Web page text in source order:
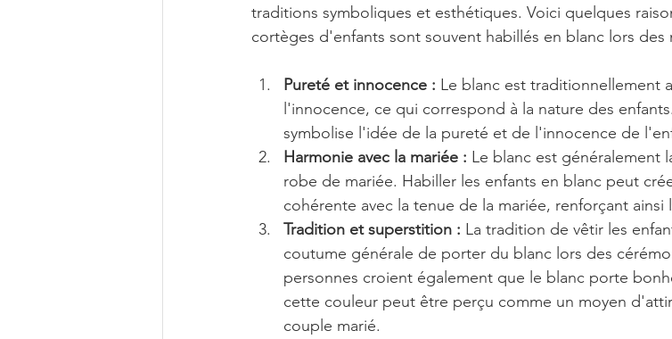
traditions symboliques et esthétiques. Voici quelques
cortèges d'enfants sont souvent habillés en blanc lors des
Pureté et innocence : Le blanc est traditionnellement
l'innocence, ce qui correspond à la nature des
symbolise l'idée de la pureté et de l'innocence de
Harmonie avec la mariée : Le blanc est généralement
robe de mariée. Habiller les enfants en blanc peut
cohérente avec la tenue de la mariée, renforçant
Tradition et superstition : La tradition de vêtir les
coutume générale de porter du blanc lors des
personnes croient également que le blanc porte
cette couleur peut être perçu comme un moyen
couple marié.